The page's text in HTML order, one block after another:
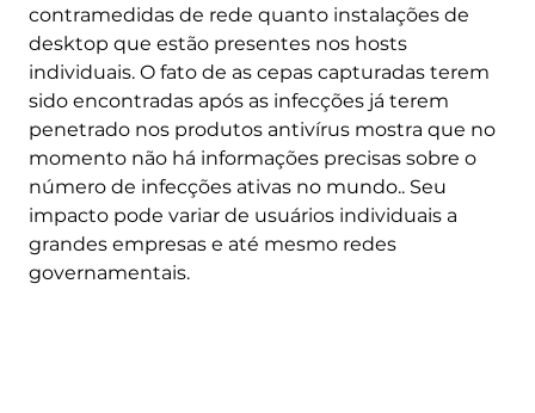
contramedidas de rede quanto instalações de
desktop que estão presentes nos hosts
individuais. O fato de as cepas capturadas terem
sido encontradas após as infecções já terem
penetrado nos produtos antivírus mostra que no
momento não há informações precisas sobre o
número de infecções ativas no mundo.. Seu
impacto pode variar de usuários individuais a
grandes empresas e até mesmo redes
governamentais.